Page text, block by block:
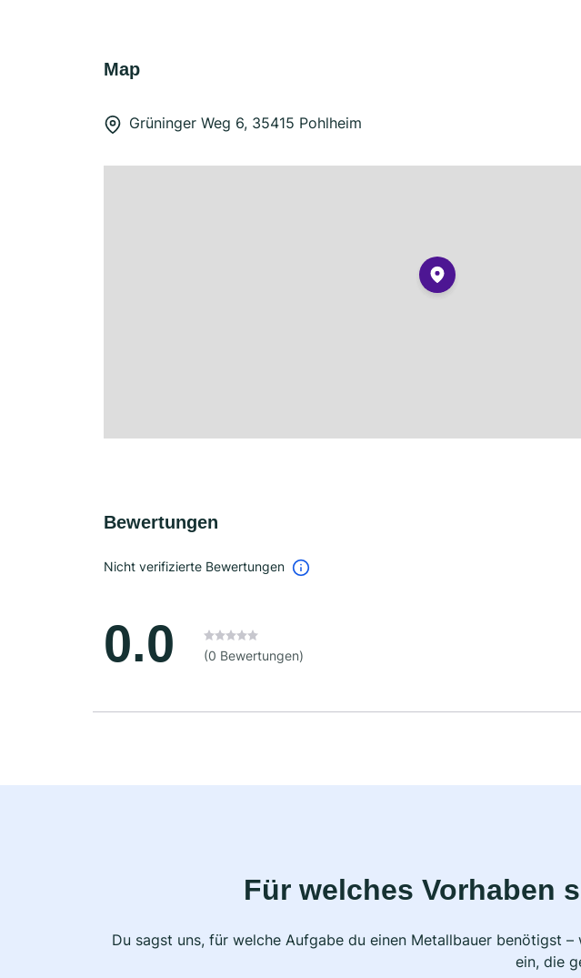
Map
Grüninger Weg 6, 35415 Pohlheim
Bewertungen
Nicht verifizierte Bewertungen
0.0 (0 Bewertungen)
Für welches Vorhaben
Du sagst uns, für welche Aufgabe du einen Metallbauer benötigst
ein, die